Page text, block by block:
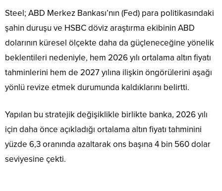
Steel; ABD Merkez Bankası’nın (Fed) para politikasındaki
şahin duruşu ve HSBC döviz araştırma ekibinin ABD
dolarının küresel ölçekte daha da güçleneceğine yönelik
beklentileri nedeniyle, hem 2026 yılı ortalama altın fiyatı
tahminlerini hem de 2027 yılına ilişkin öngörülerini aşağı
yönlü revize etmek durumunda kaldıklarını belirtti.
Yapılan bu stratejik değişiklikle birlikte banka, 2026 yılı
için daha önce açıkladığı ortalama altın fiyatı tahminini
yüzde 6,3 oranında azaltarak ons başına 4 bin 560 dolar
seviyesine çekti.